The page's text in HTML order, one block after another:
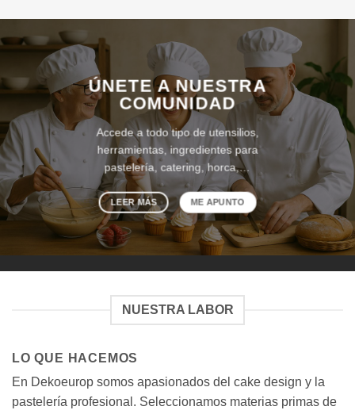
ÚNETE A NUESTRA
COMUNIDAD
Accede a todo tipo de utensilios,
herramientas, ingredientes para
pastelería, catering, horca,…
LEER MÁS ME APUNTO
NUESTRA LABOR
LO QUE HACEMOS
En Dekoeurop somos apasionados del cake design y la
pastelería profesional. Seleccionamos materias primas de